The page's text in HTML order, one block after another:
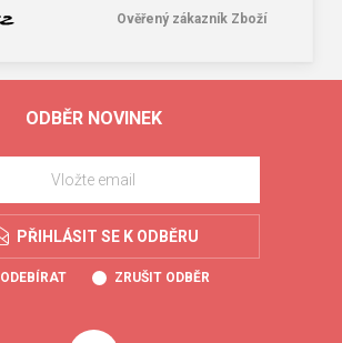
Ověřený zákazník Zboží
ODBĚR NOVINEK
PŘIHLÁSIT SE K ODBĚRU
ODEBÍRAT ZRUŠIT ODBĚR